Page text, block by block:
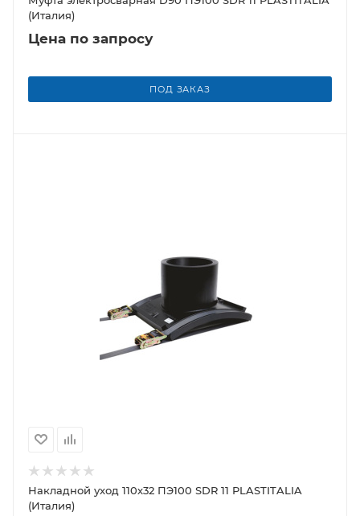
(Италия)
Цена по запросу
ПОД ЗАКАЗ
Накладной уход 110х32 ПЭ100 SDR 11 PLASTITALIA
(Италия)